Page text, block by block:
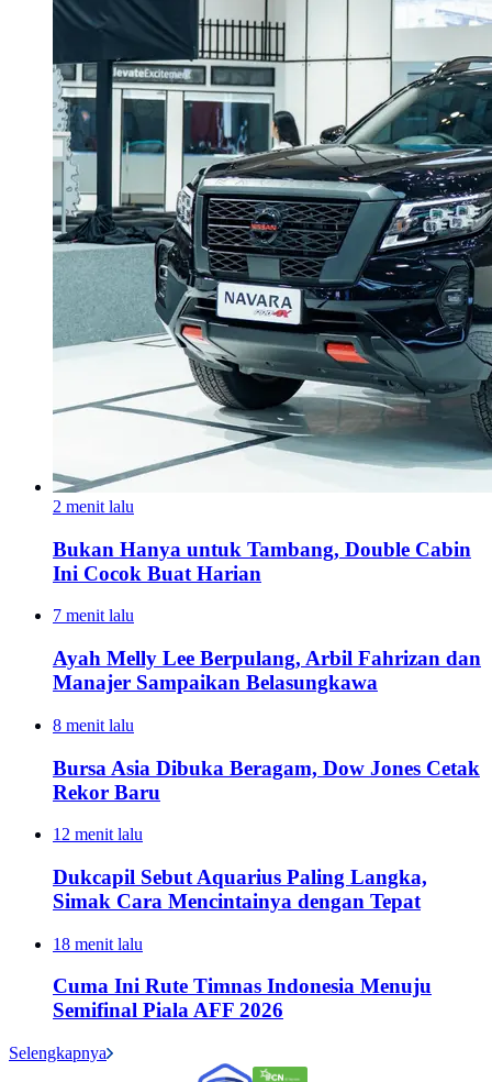
2 menit lalu
Bukan Hanya untuk Tambang, Double Cabin
Ini Cocok Buat Harian
7 menit lalu
Ayah Melly Lee Berpulang, Arbil Fahrizan dan
Manajer Sampaikan Belasungkawa
8 menit lalu
Bursa Asia Dibuka Beragam, Dow Jones Cetak
Rekor Baru
12 menit lalu
Dukcapil Sebut Aquarius Paling Langka,
Simak Cara Mencintainya dengan Tepat
18 menit lalu
Cuma Ini Rute Timnas Indonesia Menuju
Semifinal Piala AFF 2026
Selengkapnya